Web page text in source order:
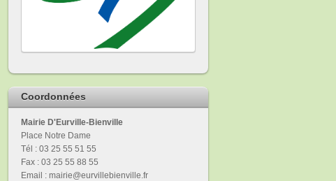
Coordonnées
Mairie D'Eurville-Bienville
Place Notre Dame
Tél : 03 25 55 51 55
Fax : 03 25 55 88 55
Email : mairie@eurvillebienville.fr